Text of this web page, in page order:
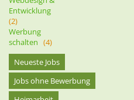
Entwicklung
(2)
Werbung
schalten (4)
Neueste Jobs
Jobs ohne Bewerbung